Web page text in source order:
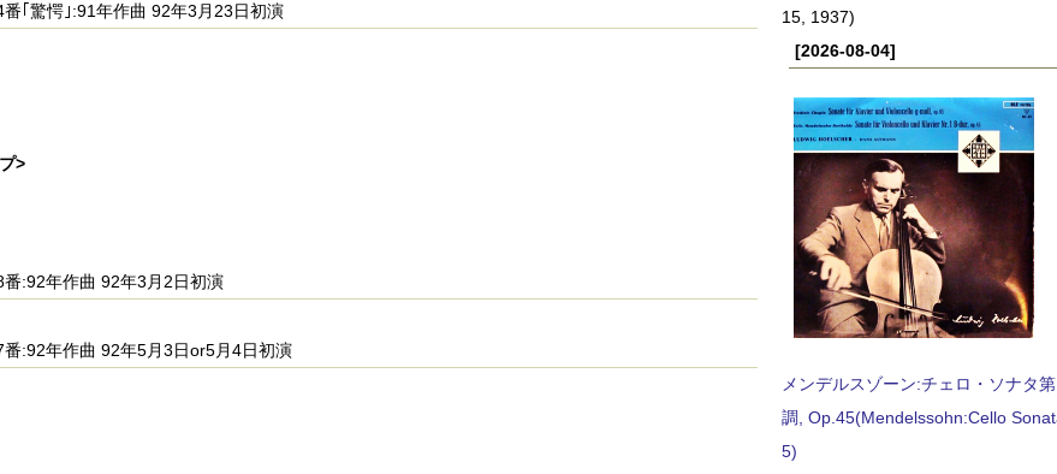
番｢驚愕｣:91年作曲 92年3月23日初演
>
番:92年作曲 92年3月2日初演
番:92年作曲 92年5月3日or5月4日初演
15, 1937)
[2026-08-04]
メンデルスゾーン:チェロ・ソナタ
調, Op.45(Mendelssohn:Cello
5)